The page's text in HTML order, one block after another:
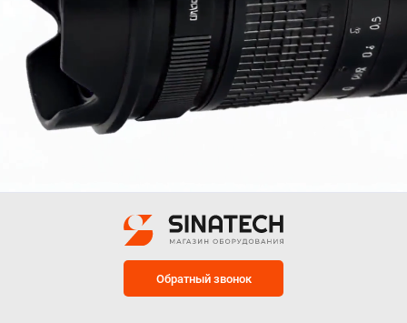
Обратный звонок